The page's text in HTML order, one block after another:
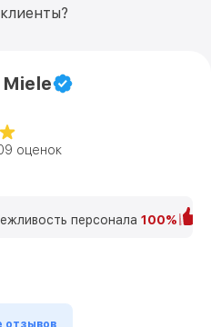
оценок
персонала 100%
отзывов